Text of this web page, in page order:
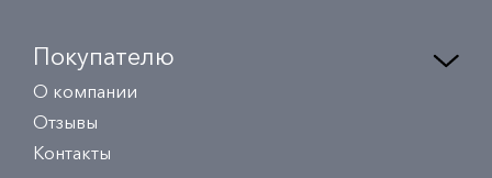
Покупателю
О компании
Отзывы
Контакты